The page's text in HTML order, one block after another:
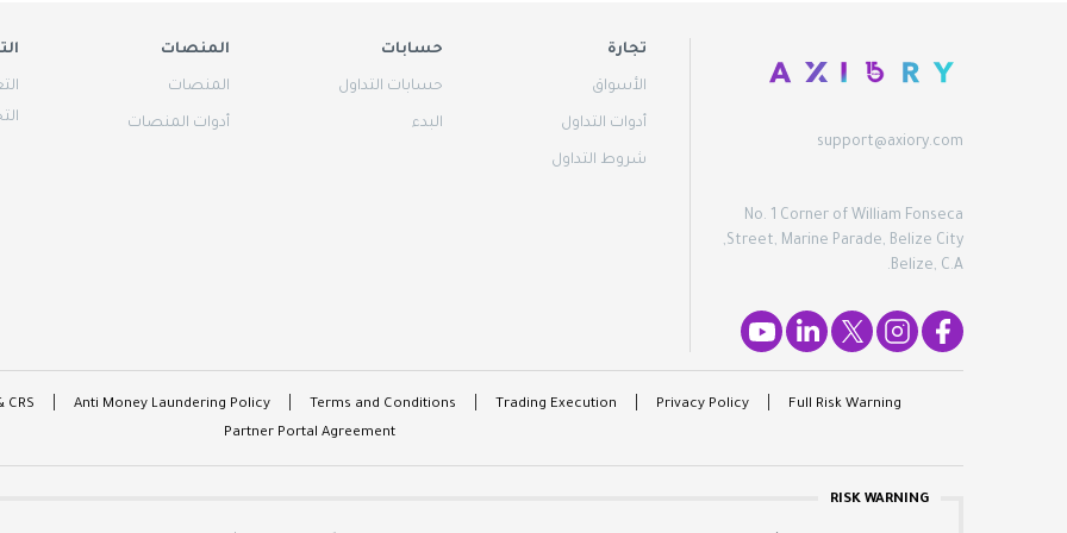
support@axiory.com
No. 1 Corner of William Fonseca
Street, Marine Parade, Belize City,
Belize, C.A.
تجارة
الأسواق
أدوات التداول
شروط التداول
حسابات
حسابات التداول
البدء
المنصات
المنصات
أدوات المنصات
Full Risk Warning
Privacy Policy
Trading Execution
Terms and Conditions
Anti Money Laundering Policy
CRS
Partner Portal Agreement
RISK WARNING